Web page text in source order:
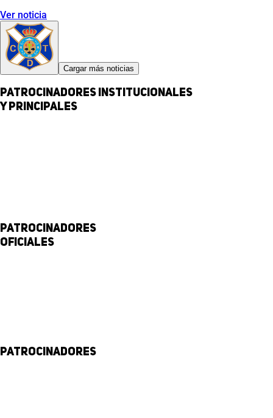
Ver noticia
Cargar más noticias
Patrocinadores institucionales
y principales
Patrocinadores
Oficiales
Patrocinadores